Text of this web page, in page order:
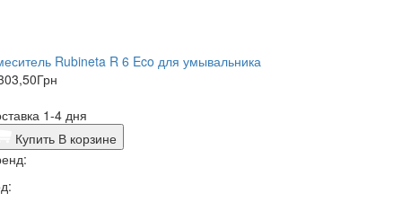
Rubineta R 6 Eco для умывальника
Грн
1-4 дня
Купить В корзине